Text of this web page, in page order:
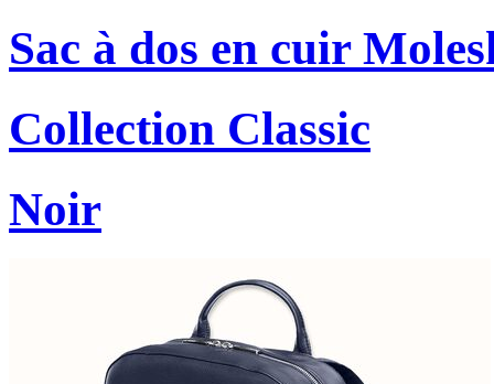
Sac à dos en cuir
Collection Classic
Noir